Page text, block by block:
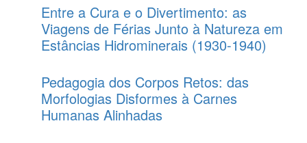
Entre a Cura e o Divertimento: as
Viagens de Férias Junto à Natureza em
Estâncias Hidrominerais (1930-1940)
Pedagogia dos Corpos Retos: das
Morfologias Disformes à Carnes
Humanas Alinhadas